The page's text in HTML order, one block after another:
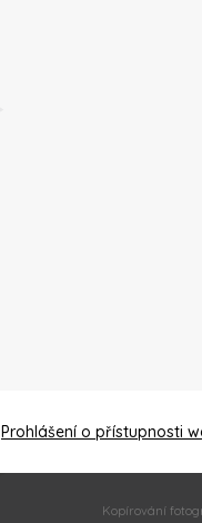
Prohlášení o přístupnosti
Kopírování